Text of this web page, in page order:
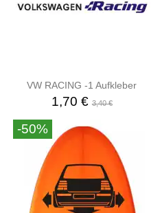
VW RACING -1 Aufkleber
1,70 €3,40 €
-50%